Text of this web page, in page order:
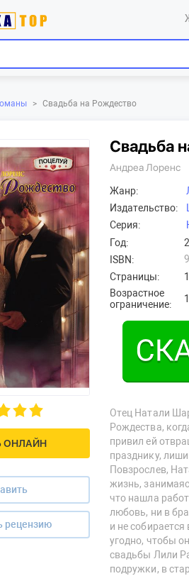
> Свадьба на Рождество
ОНЛАЙН
рецензию
Свадьба
Андреа Лоренс
Жанр:
Издательство:
Серия:
Год:
ISBN:
Страницы:
Возрастное
ограничение:
Отец Натали
Рождества,
привил ей
празднику,
Повзрослев,
жизнь,
что нашла
любовь, ни в
и не
угодно, чтобы
свадьбы Лили
подружки, в